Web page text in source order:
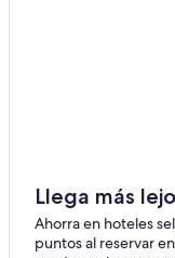
Llega más
Ahorra en hoteles
puntos al reservar